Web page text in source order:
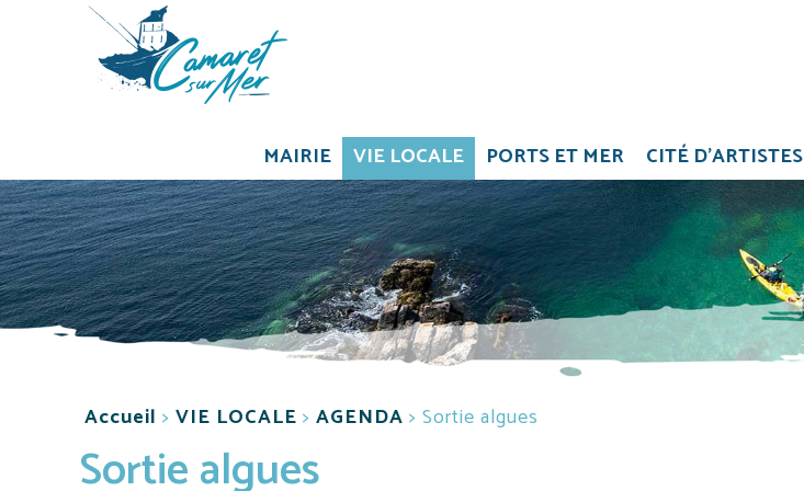
MAIRIE VIE LOCALE PORTS ET MER CITÉ D'ARTISTES
Accueil > VIE LOCALE > AGENDA > Sortie algues
Sortie algues